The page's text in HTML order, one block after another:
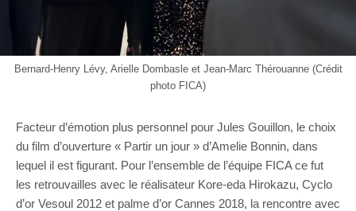
Bernard-Henry Lévy, Arielle Dombasle et Jean-Marc Thérouanne (Crédit
photo FICA)
Facteur d’émotion plus personnel pour Jules Gouillon, le choix
du film d’ouverture « Partir un jour » d’Amelie Bonnin, dans
lequel il est figurant. Pour l’ensemble de l’équipe FICA ce fut
les retrouvailles avec le réalisateur Kore-eda Hirokazu, Cyclo
d’or Vesoul 2012 et palme d’or Cannes 2018, la rencontre avec